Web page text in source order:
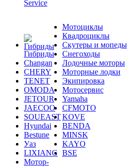
Гибриды
Changan
CHERY
TENET
OMODA
JETOUR
JAECOO
SOUEAST
Hyundai
Bestune
Уаз
LIXIANG
Мотор-
эксперт
Квадроциклы
Скутеры и мопеды
Снегоходы
Лодочные моторы
Моторные лодки
Экипировка
Мотосервис
Yamaha
CFMOTO
KOVE
BENDA
MINSK
KAYO
BSE